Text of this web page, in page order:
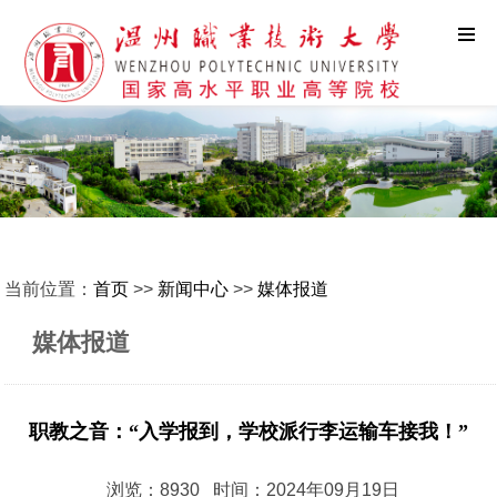
当前位置：首页 >> 新闻中心 >>媒体报道
媒体报道
职教之音：“入学报到，学校派行李运输车接我！”
浏览：8930 时间：2024年09月19日